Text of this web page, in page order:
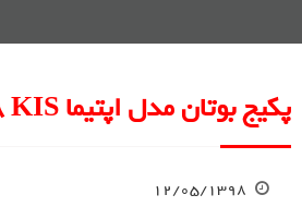
پکیج بوتان مدل اپتیما Optima 28 KIS
۱۲/۰۵/۱۳۹۸